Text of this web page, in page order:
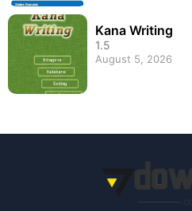
Kana Writing
1.5
August 5, 2026